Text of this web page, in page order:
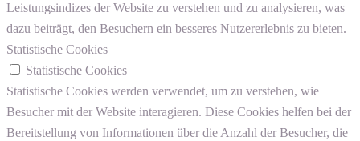
Leistungsindizes der Website zu verstehen und zu analysieren, was
dazu beiträgt, den Besuchern ein besseres Nutzererlebnis zu bieten.
Statistische Cookies
Statistische Cookies
Statistische Cookies werden verwendet, um zu verstehen, wie
Besucher mit der Website interagieren. Diese Cookies helfen bei der
Bereitstellung von Informationen über die Anzahl der Besucher, die